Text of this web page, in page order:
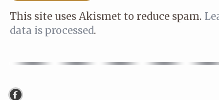
This site uses Akismet to reduce spam.
data is processed.